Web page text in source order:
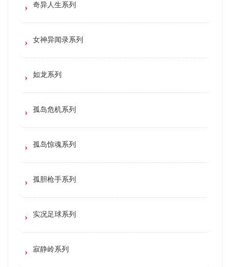
奇异人生系列
女神异闻录系列
如龙系列
孤岛危机系列
孤岛惊魂系列
孤胆枪手系列
实况足球系列
寂静岭系列